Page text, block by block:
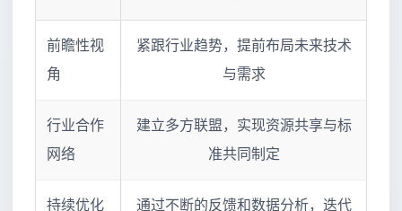
前瞻性视
角
紧跟行业趋势，提前布局未来技术
与需求
行业合作
网络
建立多方联盟，实现资源共享与标
准共同制定
持续优化
通过不断的反馈和数据分析，迭代